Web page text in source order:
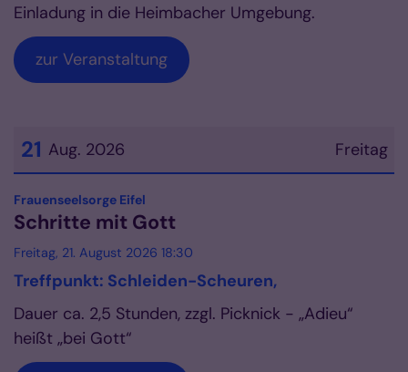
Einladung in die Heimbacher Umgebung.
zur Veranstaltung
Freitag
21 Aug. 2026
Datum: 21. August 2026
Frauenseelsorge Eifel
Schritte mit Gott
Freitag, 21. August 2026 18:30
Treffpunkt: Schleiden-Scheuren,
Dauer ca. 2,5 Stunden, zzgl. Picknick - „Adieu“
heißt „bei Gott“